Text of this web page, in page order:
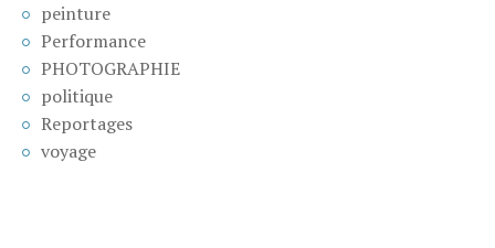
peinture
Performance
PHOTOGRAPHIE
politique
Reportages
voyage